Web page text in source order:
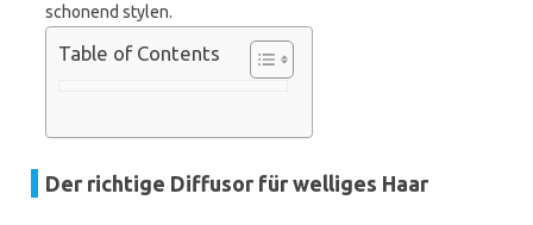
schonend stylen.
Table of Contents
Der richtige Diffusor für welliges Haar